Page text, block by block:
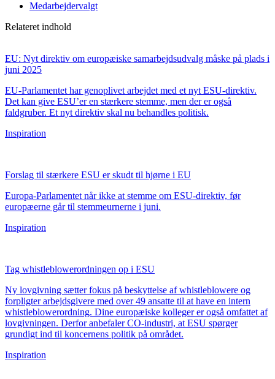
Medarbejdervalgt
Relateret indhold
EU: Nyt direktiv om europæiske samarbejdsudvalg måske på plads i
juni 2025
EU-Parlamentet har genoplivet arbejdet med et nyt ESU-direktiv.
Det kan give ESU’er en stærkere stemme, men der er også
faldgruber. Et nyt direktiv skal nu behandles politisk.
Inspiration
Forslag til stærkere ESU er skudt til hjørne i EU
Europa-Parlamentet når ikke at stemme om ESU-direktiv, før
europæerne går til stemmeurnerne i juni.
Inspiration
Tag whistleblowerordningen op i ESU
Ny lovgivning sætter fokus på beskyttelse af whistleblowere og
forpligter arbejdsgivere med over 49 ansatte til at have en intern
whistleblowerordning. Dine europæiske kolleger er også omfattet af
lovgivningen. Derfor anbefaler CO-industri, at ESU spørger
grundigt ind til koncernens politik på området.
Inspiration